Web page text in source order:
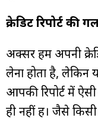
क्रेडिट रिपोर्ट की
अक्सर हम अपनी
लेना होता है,
आपकी रिपोर्ट में
ही नहीं हैं। जैसे